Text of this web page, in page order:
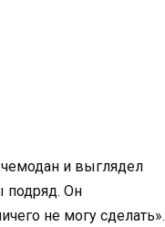
и выглядел
подряд. Он
не могу сделать».